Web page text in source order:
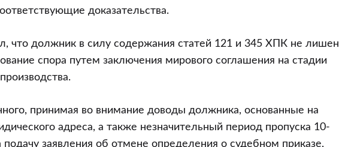
доказательства.
что должник в силу содержания статей 121 и 345 ХПК не лишен
спора путем заключения мирового соглашения на стадии
принимая во внимание доводы должника, основанные на
адреса, а также незначительный период пропуска 10-
подачу заявления об отмене определения о судебном приказе,